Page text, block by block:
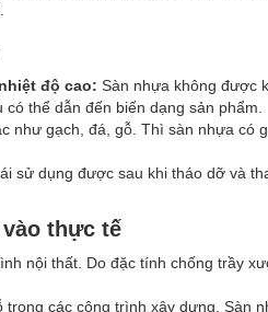
độ cao: Sàn nhựa không được
thể dẫn đến biến dạng sản phẩm.
như gạch, đá, gỗ. Thì sàn nhựa có
sử dụng được sau khi tháo dỡ và
thực tế
nội thất. Do đặc tính chống trầy
các công trình xây dựng. Sàn